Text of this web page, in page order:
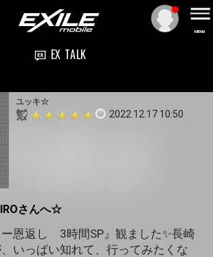
MENU
EX TALK
ユッキ☆
2022.12.17 10:50
さんへ☆
恩返し 3時間SP』観ました✨長崎
いっぱい知れて、行ってみたくな